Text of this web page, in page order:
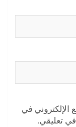
الإلكتروني في
في تعليقي.